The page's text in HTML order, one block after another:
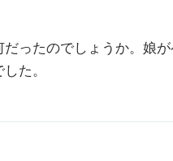
ったのでしょうか。娘
た。